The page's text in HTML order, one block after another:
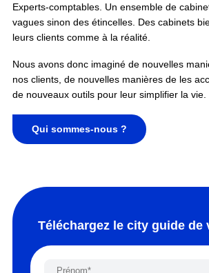
Experts-comptables. Un ensemble de
vagues sinon des étincelles. Des cabinets
leurs clients comme à la réalité.
Nous avons donc imaginé de nouvelles
nos clients, de nouvelles manières de les
de nouveaux outils pour leur simplifier la vie.
Qui sommes-nous ?
Téléchargez le city guide de